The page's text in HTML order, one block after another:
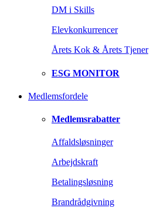
DM i Skills
Elevkonkurrencer
Årets Kok & Årets Tjener
ESG MONITOR
Medlemsfordele
Medlemsrabatter
Affaldsløsninger
Arbejdskraft
Betalingsløsning
Brandrådgivning